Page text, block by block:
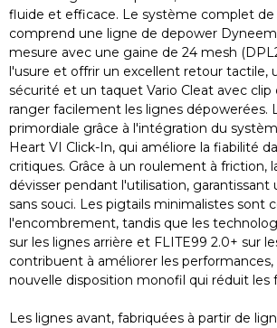
fluide et efficace. Le système complet
comprend une ligne de depower
mesure avec une gaine de 24 mesh
l'usure et offrir un excellent retour tactile,
sécurité et un taquet Vario Cleat avec
ranger facilement les lignes dépowerées.
primordiale grâce à l'intégration du
Heart VI Click-In, qui améliore la fiabilité
critiques. Grâce à un roulement à friction,
dévisser pendant l'utilisation, garantissant
sans souci. Les pigtails minimalistes sont
l'encombrement, tandis que les
sur les lignes arrière et FLITE99 2.0+ sur
contribuent à améliorer les performances,
nouvelle disposition monofil qui réduit les
Les lignes avant, fabriquées à partir de